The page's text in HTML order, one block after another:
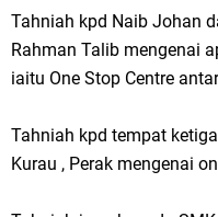
Tahniah kpd Naib Johan
Rahman Talib mengenai
iaitu One Stop Centre
Tahniah kpd tempat
Kurau , Perak mengenai